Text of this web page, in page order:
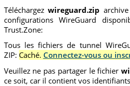
Téléchargezwireguard.zip
configurations WireGuard
Trust.Zone:
Tous les fichiers de tunnel
ZIP: Caché. Connectez-vous ou
Veuillez ne pas partager le fichier
ce soit, car il contient vos